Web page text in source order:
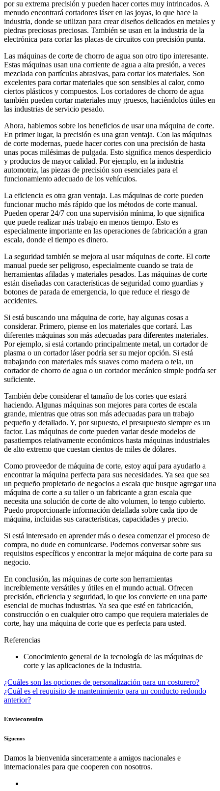
por su extrema precisión y pueden hacer cortes muy intrincados. A
menudo encontrará cortadores láser en las joyas, lo que hace la
industria, donde se utilizan para crear diseños delicados en metales y
piedras preciosas preciosas. También se usan en la industria de la
electrónica para cortar las placas de circuitos con precisión punta.
Las máquinas de corte de chorro de agua son otro tipo interesante.
Estas máquinas usan una corriente de agua a alta presión, a veces
mezclada con partículas abrasivas, para cortar los materiales. Son
excelentes para cortar materiales que son sensibles al calor, como
ciertos plásticos y compuestos. Los cortadores de chorro de agua
también pueden cortar materiales muy gruesos, haciéndolos útiles en
las industrias de servicio pesado.
Ahora, hablemos sobre los beneficios de usar una máquina de corte.
En primer lugar, la precisión es una gran ventaja. Con las máquinas
de corte modernas, puede hacer cortes con una precisión de hasta
unas pocas milésimas de pulgada. Esto significa menos desperdicio
y productos de mayor calidad. Por ejemplo, en la industria
automotriz, las piezas de precisión son esenciales para el
funcionamiento adecuado de los vehículos.
La eficiencia es otra gran ventaja. Las máquinas de corte pueden
funcionar mucho más rápido que los métodos de corte manual.
Pueden operar 24/7 con una supervisión mínima, lo que significa
que puede realizar más trabajo en menos tiempo. Esto es
especialmente importante en las operaciones de fabricación a gran
escala, donde el tiempo es dinero.
La seguridad también se mejora al usar máquinas de corte. El corte
manual puede ser peligroso, especialmente cuando se trata de
herramientas afiladas y materiales pesados. Las máquinas de corte
están diseñadas con características de seguridad como guardias y
botones de parada de emergencia, lo que reduce el riesgo de
accidentes.
Si está buscando una máquina de corte, hay algunas cosas a
considerar. Primero, piense en los materiales que cortará. Las
diferentes máquinas son más adecuadas para diferentes materiales.
Por ejemplo, si está cortando principalmente metal, un cortador de
plasma o un cortador láser podría ser su mejor opción. Si está
trabajando con materiales más suaves como madera o tela, un
cortador de chorro de agua o un cortador mecánico simple podría ser
suficiente.
También debe considerar el tamaño de los cortes que estará
haciendo. Algunas máquinas son mejores para cortes de escala
grande, mientras que otras son más adecuadas para un trabajo
pequeño y detallado. Y, por supuesto, el presupuesto siempre es un
factor. Las máquinas de corte pueden variar desde modelos de
pasatiempos relativamente económicos hasta máquinas industriales
de alto extremo que cuestan cientos de miles de dólares.
Como proveedor de máquina de corte, estoy aquí para ayudarlo a
encontrar la máquina perfecta para sus necesidades. Ya sea que sea
un pequeño propietario de negocios a escala que busque agregar una
máquina de corte a su taller o un fabricante a gran escala que
necesita una solución de corte de alto volumen, lo tengo cubierto.
Puedo proporcionarle información detallada sobre cada tipo de
máquina, incluidas sus características, capacidades y precio.
Si está interesado en aprender más o desea comenzar el proceso de
compra, no dude en comunicarse. Podemos conversar sobre sus
requisitos específicos y encontrar la mejor máquina de corte para su
negocio.
En conclusión, las máquinas de corte son herramientas
increíblemente versátiles y útiles en el mundo actual. Ofrecen
precisión, eficiencia y seguridad, lo que los convierte en una parte
esencial de muchas industrias. Ya sea que esté en fabricación,
construcción o en cualquier otro campo que requiera materiales de
corte, hay una máquina de corte que es perfecta para usted.
Referencias
Conocimiento general de la tecnología de las máquinas de
corte y las aplicaciones de la industria.
¿Cuáles son las opciones de personalización para un costurero?
¿Cuál es el requisito de mantenimiento para un conducto redondo
anterior?
Envíeconsulta
Síguenos
Damos la bienvenida sinceramente a amigos nacionales e
internacionales para que cooperen con nosotros.